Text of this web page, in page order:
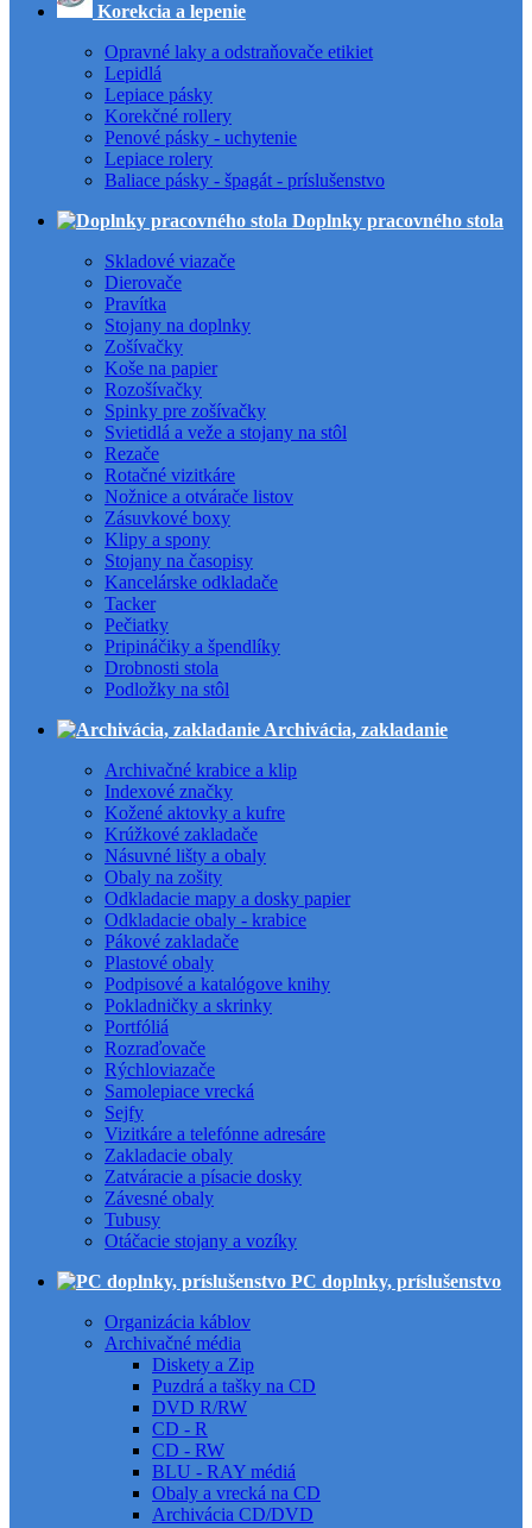
Korekcia a lepenie
Opravné laky a odstraňovače etikiet
Lepidlá
Lepiace pásky
Korekčné rollery
Penové pásky - uchytenie
Lepiace rolery
Baliace pásky - špagát - príslušenstvo
Doplnky pracovného stola
Skladové viazače
Dierovače
Pravítka
Stojany na doplnky
Zošívačky
Koše na papier
Rozošívačky
Spinky pre zošívačky
Svietidlá a veže a stojany na stôl
Rezače
Rotačné vizitkáre
Nožnice a otvárače listov
Zásuvkové boxy
Klipy a spony
Stojany na časopisy
Kancelárske odkladače
Tacker
Pečiatky
Pripináčiky a špendlíky
Drobnosti stola
Podložky na stôl
Archivácia, zakladanie
Archivačné krabice a klip
Indexové značky
Kožené aktovky a kufre
Krúžkové zakladače
Násuvné lišty a obaly
Obaly na zošity
Odkladacie mapy a dosky papier
Odkladacie obaly - krabice
Pákové zakladače
Plastové obaly
Podpisové a katalógove knihy
Pokladničky a skrinky
Portfóliá
Rozraďovače
Rýchloviazače
Samolepiace vrecká
Sejfy
Vizitkáre a telefónne adresáre
Zakladacie obaly
Zatváracie a písacie dosky
Závesné obaly
Tubusy
Otáčacie stojany a vozíky
PC doplnky, príslušenstvo
Organizácia káblov
Archivačné média
Diskety a Zip
Puzdrá a tašky na CD
DVD R/RW
CD - R
CD - RW
BLU - RAY médiá
Obaly a vrecká na CD
Archivácia CD/DVD